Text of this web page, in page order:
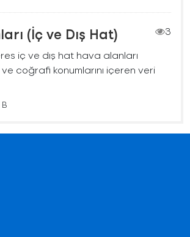
(İç ve Dış Hat)
3
iç ve dış hat hava alanları
coğrafi konumlarını içeren veri